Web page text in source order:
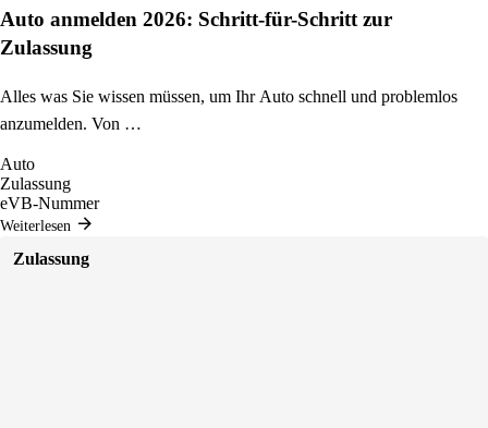
Auto anmelden 2026: Schritt-für-Schritt zur
Zulassung
Alles was Sie wissen müssen, um Ihr Auto schnell und problemlos
anzumelden. Von …
Auto
Zulassung
eVB-Nummer
Weiterlesen
Zulassung